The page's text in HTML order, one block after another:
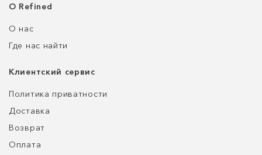
О Refined
О нас
Где нас найти
Клиентский сервис
Политика приватности
Доставка
Возврат
Оплата